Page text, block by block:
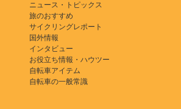
ニュース・トピックス
旅のおすすめ
サイクリングレポート
国外情報
インタビュー
お役立ち情報・ハウツー
自転車アイテム
自転車の一般常識